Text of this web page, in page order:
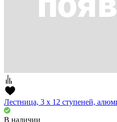
Лестница, 3 х 12 ступеней,
В наличии